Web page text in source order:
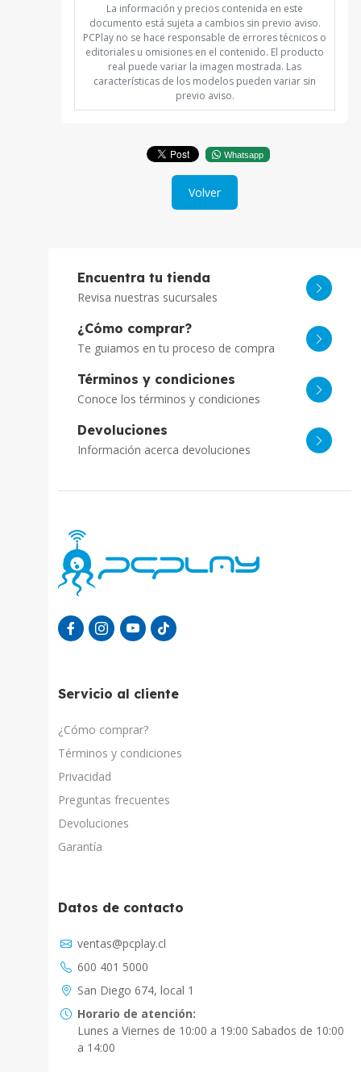
La información y precios contenida en este
documento está sujeta a cambios sin previo aviso.
PCPlay no se hace responsable de errores técnicos o
editoriales u omisiones en el contenido. El producto
real puede variar la imagen mostrada. Las
características de los modelos pueden variar sin
previo aviso.
Whatsapp
Volver
Encuentra tu tienda
Revisa nuestras sucursales
¿Cómo comprar?
Te guiamos en tu proceso de compra
Términos y condiciones
Conoce los términos y condiciones
Devoluciones
Información acerca devoluciones
Servicio al cliente
¿Cómo comprar?
Términos y condiciones
Privacidad
Preguntas frecuentes
Devoluciones
Garantía
Datos de contacto
ventas@pcplay.cl
600 401 5000
San Diego 674, local 1
Horario de atención:
Lunes a Viernes de 10:00 a 19:00 Sabados de 10:00
a 14:00
Chat con IA
PcPlay Santiago / Web
Hola soy Freddy, en que puedo ayudarte...
PcPlay Santiago / Tienda